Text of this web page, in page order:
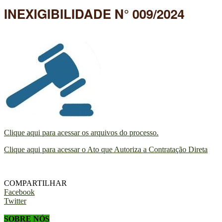
INEXIGIBILIDADE N° 009/2024
Clique aqui para acessar os arquivos do processo.
Clique aqui para acessar o Ato que Autoriza a Contratação Direta
COMPARTILHAR
Facebook
Twitter
SOBRE NÓS